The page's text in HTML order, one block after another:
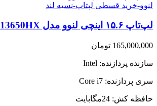
لپ‌تاپ ۱۵.۶ اینچی لنوو مدل LOQ15 i7 13650HX
165,000,000 تومان
سازنده پردازنده:
سری پردازنده:
حافظه کش: